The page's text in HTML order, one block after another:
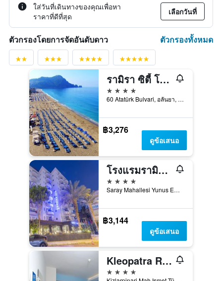
ใส่วันที่เดินทางของคุณเพื่อหา
ราคาที่ดีที่สุด
เลือกวันที่
ตัวกรองโดยการจัดอันดับดาว ตัวกรองทั้งหมด
รามิรา ซิตี้ โรงแรม - ผู้ใหญ่เท่านั้น
4 ดาว
60 Atatürk Bulvari, อลันยา, ตุรเคีย
฿3,276
ดูข้อเสนอ
โรงแรมรามิรา จอย
4 ดาว
Saray Mahallesi Yunus Emre Caddesi, No: 34/A, อลันยา, ตุรเคีย
฿3,144
ดูข้อเสนอ
Kleopatra Ramira Hotel
4 ดาว